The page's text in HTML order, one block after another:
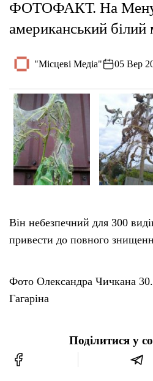
ФОТОФАКТ. На Мену
американський білий
"Місцеві Медіа" 05 Вер
Він небезпечний для 300
привести до повного
Фото Олександра Чичкана
Гагаріна
Поділитися у